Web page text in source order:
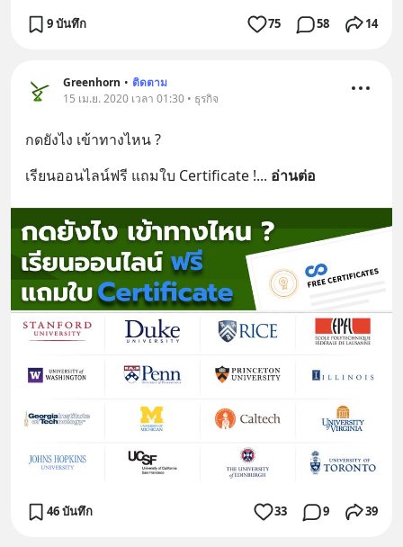
9 บันทึก 75 58 14
Greenhorn • ติดตาม
15 เม.ย. 2020 เวลา 01:30 • ธุรกิจ
กดยังไง เข้าทางไหน ?
เรียนออนไลน์ฟรี แถมใบ Certificate !... อ่านต่อ
46 บันทึก 33 9 39